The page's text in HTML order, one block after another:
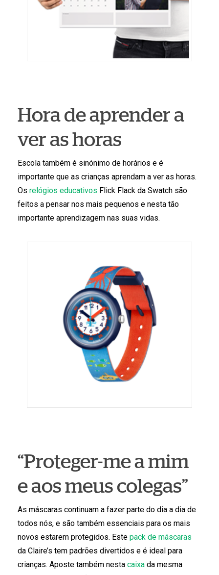
Hora de aprender a
ver as horas
Escola também é sinónimo de horários e é
importante que as crianças aprendam a ver as horas.
Os relógios educativos Flick Flack da Swatch são
feitos a pensar nos mais pequenos e nesta tão
importante aprendizagem nas suas vidas.
“Proteger-me a mim
e aos meus colegas”
As máscaras continuam a fazer parte do dia a dia de
todos nós, e são também essenciais para os mais
novos estarem protegidos. Este pack de máscaras
da Claire’s tem padrões divertidos e é ideal para
crianças. Aposte também nesta caixada mesma